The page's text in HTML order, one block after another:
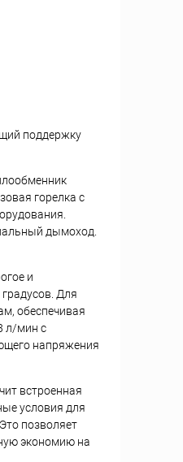
поддержку
горелка с
дымоход.
и
Для
обеспечивая
л/мин с
напряжения
встроенная
условия для
позволяет
экономию на